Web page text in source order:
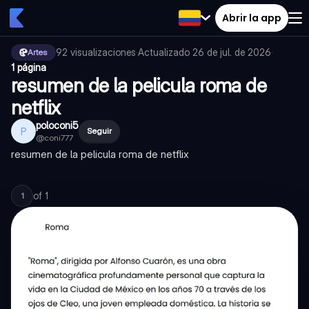
Abrir la app
Artes 92 visualizaciones·Actualizado 26 de jul. de 2026·
1 página
resumen de la pelicula roma de
netflix
P poloconi5
@coni777
Seguir
resumen de la pelicula roma de netflix
1 of 1